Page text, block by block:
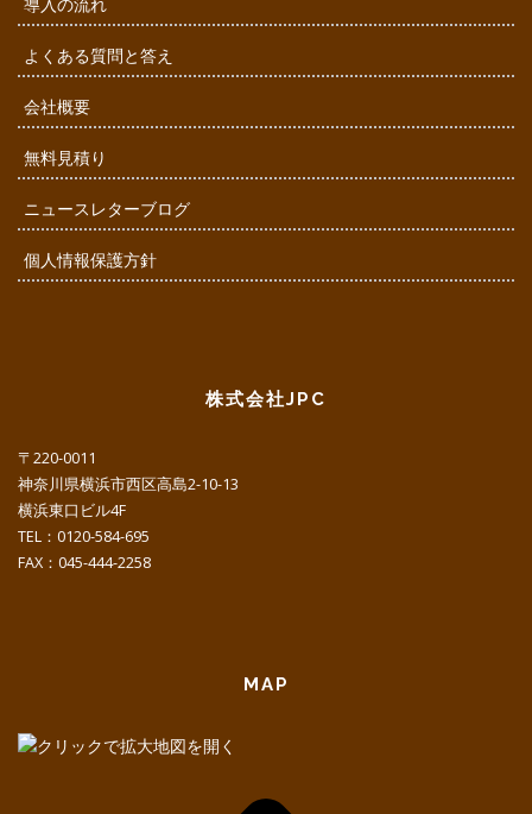
よくある質問と答え
会社概要
無料見積り
ニュースレターブログ
個人情報保護方針
株式会社JPC
〒220-0011
神奈川県横浜市西区高島2-10-13
横浜東口ビル4F
TEL：0120-584-695
FAX：045-444-2258
MAP